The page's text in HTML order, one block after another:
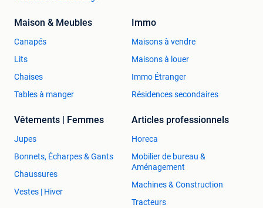
Maison & Meubles
Canapés
Lits
Chaises
Tables à manger
Immo
Maisons à vendre
Maisons à louer
Immo Étranger
Résidences secondaires
Vêtements | Femmes
Jupes
Bonnets, Écharpes & Gants
Chaussures
Vestes | Hiver
Articles professionnels
Horeca
Mobilier de bureau &
Aménagement
Machines & Construction
Tracteurs